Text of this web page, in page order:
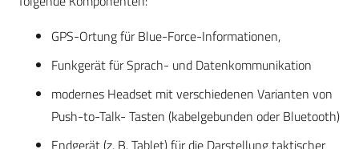
GPS-Ortung für Blue-Force-Informationen,
Funkgerät für Sprach- und Datenkommunikation
modernes Headset mit verschiedenen Varianten von
Push-to-Talk- Tasten (kabelgebunden oder Bluetooth)